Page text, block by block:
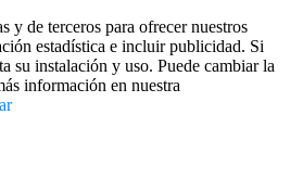
y de terceros para ofrecer nuestros
estadística e incluir publicidad. Si
su instalación y uso. Puede cambiar la
información en nuestra